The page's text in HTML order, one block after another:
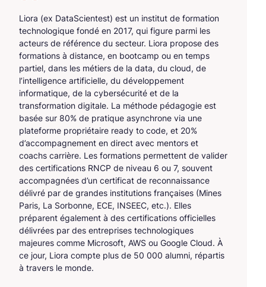
Liora (ex DataScientest) est un institut de formation
technologique fondé en 2017, qui figure parmi les
acteurs de référence du secteur. Liora propose des
formations à distance, en bootcamp ou en temps
partiel, dans les métiers de la data, du cloud, de
l’intelligence artificielle, du développement
informatique, de la cybersécurité et de la
transformation digitale. La méthode pédagogie est
basée sur 80% de pratique asynchrone via une
plateforme propriétaire ready to code, et 20%
d’accompagnement en direct avec mentors et
coachs carrière. Les formations permettent de valider
des certifications RNCP de niveau 6 ou 7, souvent
accompagnées d’un certificat de reconnaissance
délivré par de grandes institutions françaises (Mines
Paris, La Sorbonne, ECE, INSEEC, etc.). Elles
préparent également à des certifications officielles
délivrées par des entreprises technologiques
majeures comme Microsoft, AWS ou Google Cloud. À
ce jour, Liora compte plus de 50 000 alumni, répartis
à travers le monde.